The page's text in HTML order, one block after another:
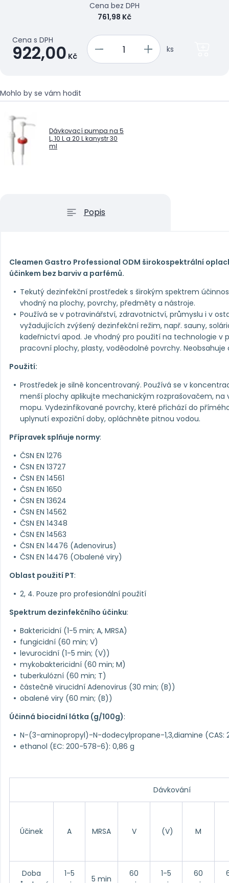
Cena s DPH
922,00 Kč
Cena bez DPH
761,98 Kč
ks
Mohlo by se vám hodit
Dávkovací pumpa na 5
L, 10 L a 20 L kanystr 30
ml
Popis
Cleamen Gastro Professional ODM širokospektrální
účinkem bez barviv a parfémů.
Tekutý dezinfekční prostředek s širokým spektrem
vhodný na plochy, povrchy, předměty a nástroje.
​Používá se v potravinářství, zdravotnictví, průmyslu i v
vyžadujících zvýšený dezinfekční režim, např. sauny,
kadeřnictví apod. Je vhodný pro použití na technologie v
pracovní plochy, plasty, voděodolné povrchy.
Použití:
Prostředek je silně koncentrovaný. Používá se v
menší plochy aplikujte mechanickým rozprašovačem,
mopu. Vydezinfikované povrchy, které přichází do
uplynutí expoziční doby, opláchněte pitnou vodou.
Přípravek splňuje normy:
ČSN EN 1276
ČSN EN 13727
ČSN EN 14561
ČSN EN 1650
ČSN EN 13624
ČSN EN 14562
ČSN EN 14348
ČSN EN 14563
ČSN EN 14476 (Adenovirus)
ČSN EN 14476 (Obalené viry)
Oblast použití PT:
2, 4. Pouze pro profesionální použití
Spektrum dezinfekčního účinku:
Baktericidní (1-5 min; A, MRSA)
fungicidní (60 min; V)
levurocidní (1-5 min; (V))
mykobaktericidní (60 min; M)
tuberkulózní (60 min; T)
částečně virucidní Adenovirus (30 min; (B))
obalené viry (60 min; (B))
Účinná biocidní látka (g/100g):
N-(3-aminopropyl)-N-dodecylpropane-1,3,diamine (CAS:
ethanol (EC: 200-578-6): 0,86 g
Dávkování
Účinek A MRSA V (V) M
Doba
1-5
5 min
60
1-5
60